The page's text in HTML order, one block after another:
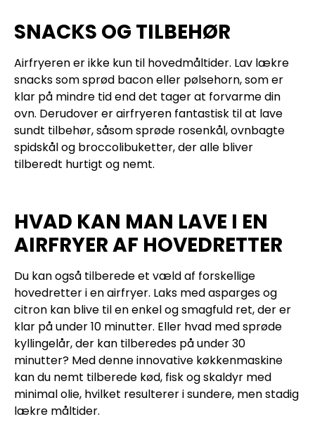
SNACKS OG TILBEHØR
Airfryeren er ikke kun til hovedmåltider. Lav lækre
snacks som sprød bacon eller pølsehorn, som er
klar på mindre tid end det tager at forvarme din
ovn. Derudover er airfryeren fantastisk til at lave
sundt tilbehør, såsom sprøde rosenkål, ovnbagte
spidskål og broccolibuketter, der alle bliver
tilberedt hurtigt og nemt.
HVAD KAN MAN LAVE I EN
AIRFRYER AF HOVEDRETTER
Du kan også tilberede et væld af forskellige
hovedretter i en airfryer. Laks med asparges og
citron kan blive til en enkel og smagfuld ret, der er
klar på under 10 minutter. Eller hvad med sprøde
kyllingelår, der kan tilberedes på under 30
minutter? Med denne innovative køkkenmaskine
kan du nemt tilberede kød, fisk og skaldyr med
minimal olie, hvilket resulterer i sundere, men stadig
lækre måltider.